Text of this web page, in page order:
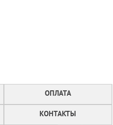
ОПЛАТА
КОНТАКТЫ